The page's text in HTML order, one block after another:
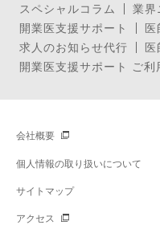
スペシャルコラム
業界
開業医支援サポート
医
求人のお知らせ代行
医
開業医支援サポート ご利
会社概要
個人情報の取り扱いについて
サイトマップ
アクセス